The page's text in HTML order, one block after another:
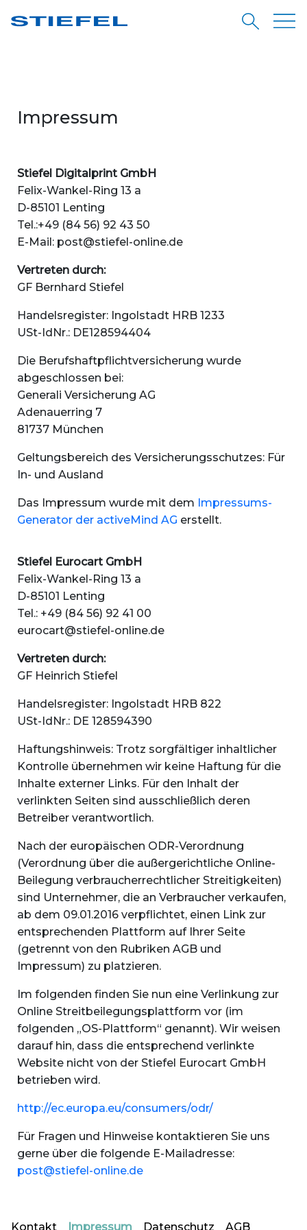
Impressum
Stiefel Digitalprint GmbH
Felix-Wankel-Ring 13 a
D-85101 Lenting
Tel.:+49 (84 56) 92 43 50
E-Mail: post@stiefel-online.de
Vertreten durch:
GF Bernhard Stiefel
Handelsregister: Ingolstadt HRB 1233
USt-IdNr.: DE128594404
Die Berufshaftpflichtversicherung wurde
abgeschlossen bei:
Generali Versicherung AG
Adenauerring 7
81737 München
Geltungsbereich des Versicherungsschutzes: Für
In- und Ausland
Das Impressum wurde mit dem Impressums-
Generator der activeMind AG erstellt.
Stiefel Eurocart GmbH
Felix-Wankel-Ring 13 a
D-85101 Lenting
Tel.: +49 (84 56) 92 41 00
eurocart@stiefel-online.de
Vertreten durch:
GF Heinrich Stiefel
Handelsregister: Ingolstadt HRB 822
USt-IdNr.: DE 128594390
Haftungshinweis: Trotz sorgfältiger inhaltlicher
Kontrolle übernehmen wir keine Haftung für die
Inhalte externer Links. Für den Inhalt der
verlinkten Seiten sind ausschließlich deren
Betreiber verantwortlich.
Nach der europäischen ODR-Verordnung
(Verordnung über die außergerichtliche Online-
Beilegung verbraucherrechtlicher Streitigkeiten)
sind Unternehmer, die an Verbraucher verkaufen,
ab dem 09.01.2016 verpflichtet, einen Link zur
entsprechenden Plattform auf Ihrer Seite
(getrennt von den Rubriken AGB und
Impressum) zu platzieren.
Im folgenden finden Sie nun eine Verlinkung zur
Online Streitbeilegungsplattform vor (im
folgenden „OS-Plattform“ genannt). Wir weisen
darauf hin, dass die entsprechend verlinkte
Website nicht von der Stiefel Eurocart GmbH
betrieben wird.
http://ec.europa.eu/consumers/odr/
Für Fragen und Hinweise kontaktieren Sie uns
gerne über die folgende E-Mailadresse:
post@stiefel-online.de
Kontakt Impressum Datenschutz AGB